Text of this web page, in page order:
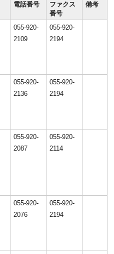
電話番号
ファクス
番号
備考
055-920-
2109
055-920-
2194
055-920-
2136
055-920-
2194
055-920-
2087
055-920-
2114
055-920-
2076
055-920-
2194